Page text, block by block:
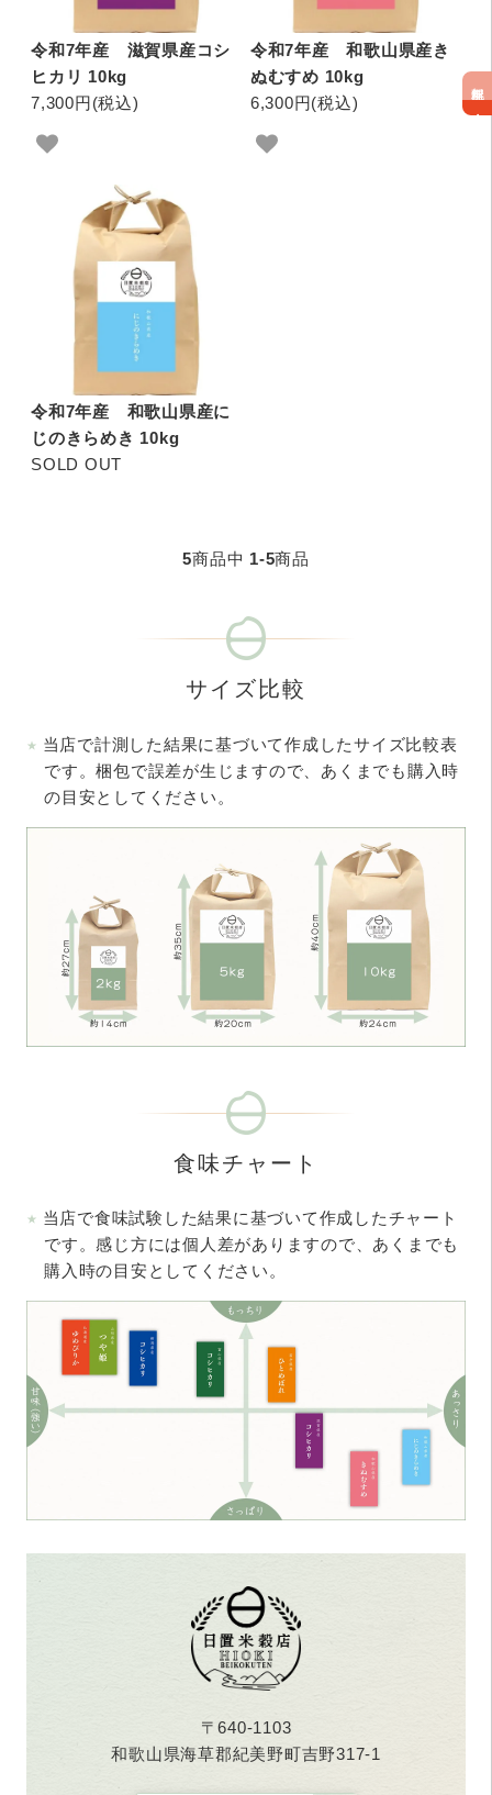
無料配達！
令和7年産 滋賀県産コシ
ヒカリ 10kg
7,300円(税込)
令和7年産 和歌山県産き
ぬむすめ 10kg
6,300円(税込)
令和7年産 和歌山県産に
じのきらめき 10kg
SOLD OUT
5商品中 1-5商品
サイズ比較
当店で計測した結果に基づいて作成したサイズ比較表
です。梱包で誤差が生じますので、あくまでも購入時
の目安としてください。
食味チャート
当店で食味試験した結果に基づいて作成したチャート
です。感じ方には個人差がありますので、あくまでも
購入時の目安としてください。
〒640-1103
和歌山県海草郡紀美野町吉野317-1